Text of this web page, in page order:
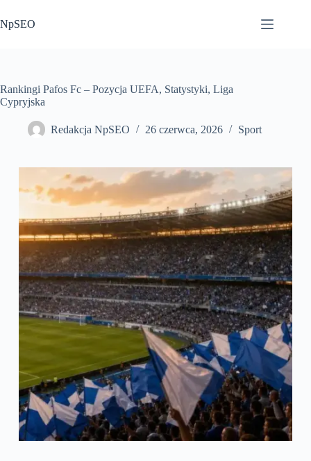
do
treści
NpSEO
Rankingi Pafos Fc – Pozycja UEFA, Statystyki, Liga
Cypryjska
Redakcja NpSEO 26 czerwca, 2026 Sport